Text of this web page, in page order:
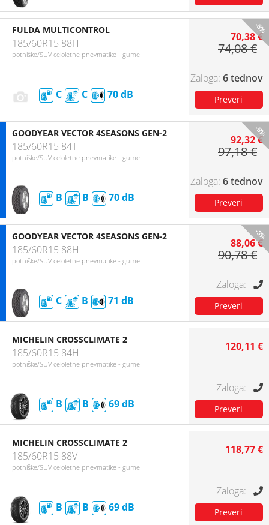
-5%
FULDA MULTICONTROL
185/60R15 88H
potniške/SUV celoletne pnevmatike - gume
C C 70
70,38 €
74,08 €
6 tednov
-5%
GOODYEAR VECTOR 4SEASONS GEN-2
185/60R15 84T
potniške/SUV celoletne pnevmatike - gume
B B 70
92,32 €
97,18 €
6 tednov
-3%
GOODYEAR VECTOR 4SEASONS GEN-2
185/60R15 88H
potniške/SUV celoletne pnevmatike - gume
C B 71
88,06 €
90,78 €
MICHELIN CROSSCLIMATE 2
185/60R15 84H
potniške/SUV celoletne pnevmatike - gume
B B 69
120,11 €
MICHELIN CROSSCLIMATE 2
185/60R15 88V
potniške/SUV celoletne pnevmatike - gume
B B 69
118,77 €